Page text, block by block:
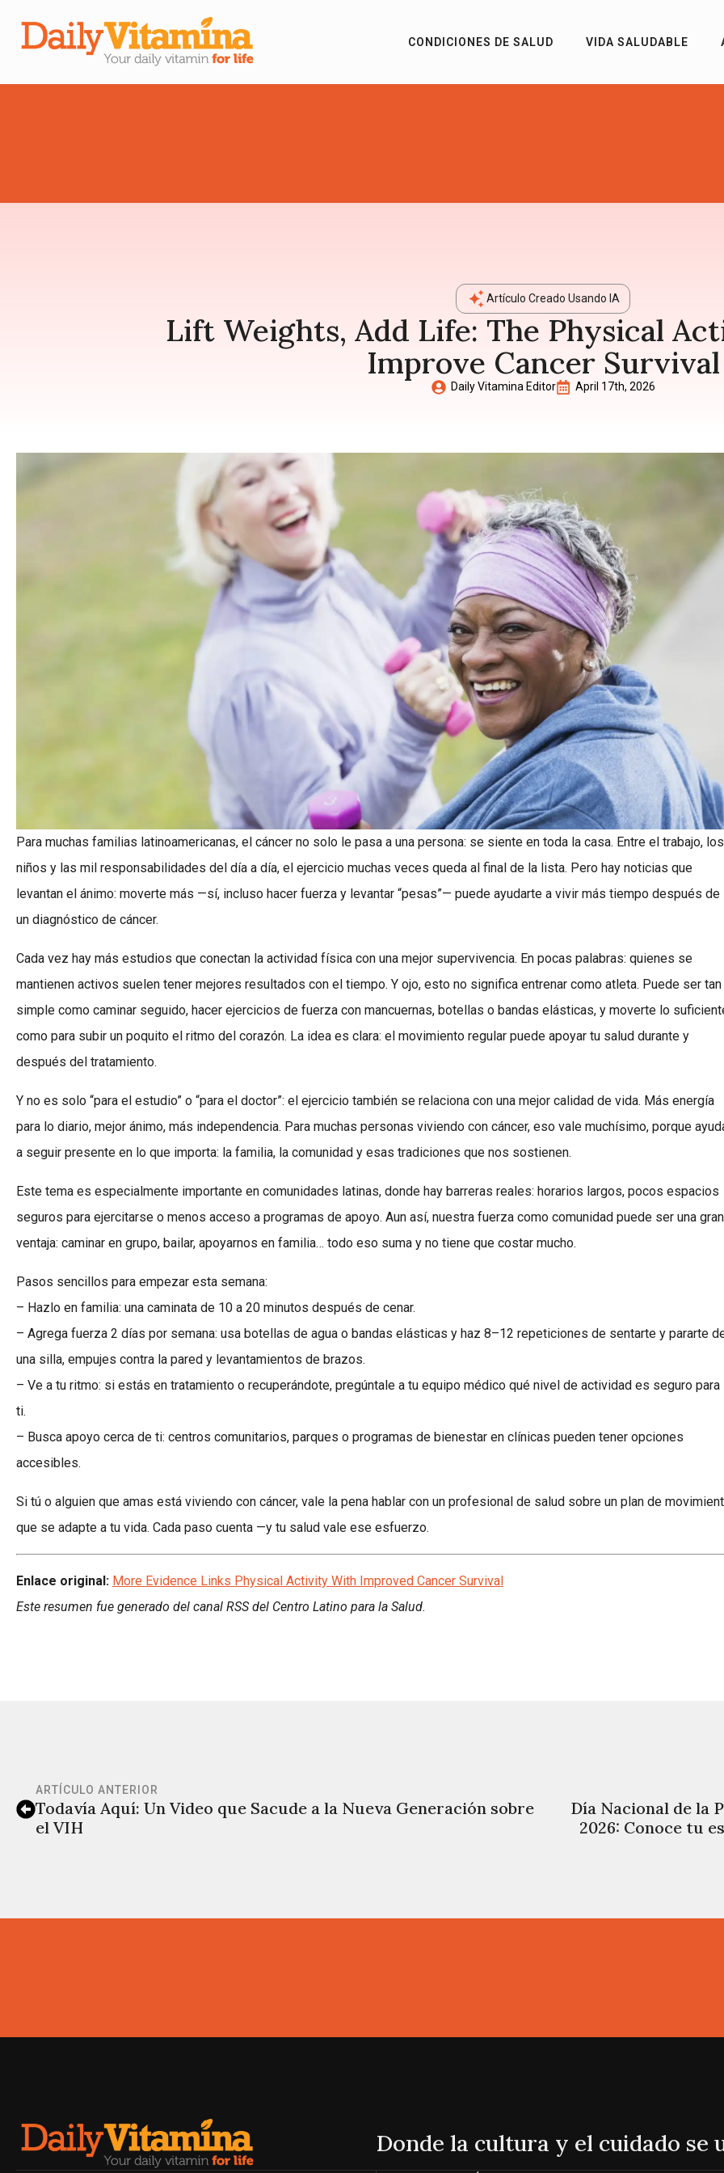
CONDICIONES DE SALUD VIDA SALUDABLE
Artículo Creado Usando IA
Lift Weights, Add Life: The Physical
Improve Cancer Survival
Daily Vitamina Editor April 17th, 2026
Para muchas familias latinoamericanas, el cáncer no solo le pasa a una persona: se siente en toda la casa. Entre el trabajo, los
niños y las mil responsabilidades del día a día, el ejercicio muchas veces queda al final de la lista. Pero hay noticias que
levantan el ánimo: moverte más —sí, incluso hacer fuerza y levantar “pesas”— puede ayudarte a vivir más tiempo después de
un diagnóstico de cáncer.
Cada vez hay más estudios que conectan la actividad física con una mejor supervivencia. En pocas palabras: quienes se
mantienen activos suelen tener mejores resultados con el tiempo. Y ojo, esto no significa entrenar como atleta. Puede ser tan
simple como caminar seguido, hacer ejercicios de fuerza con mancuernas, botellas o bandas elásticas, y moverte lo
como para subir un poquito el ritmo del corazón. La idea es clara: el movimiento regular puede apoyar tu salud durante y
después del tratamiento.
Y no es solo “para el estudio” o “para el doctor”: el ejercicio también se relaciona con una mejor calidad de vida. Más energía
para lo diario, mejor ánimo, más independencia. Para muchas personas viviendo con cáncer, eso vale muchísimo, porque
a seguir presente en lo que importa: la familia, la comunidad y esas tradiciones que nos sostienen.
Este tema es especialmente importante en comunidades latinas, donde hay barreras reales: horarios largos, pocos espacios
seguros para ejercitarse o menos acceso a programas de apoyo. Aun así, nuestra fuerza como comunidad puede ser una gran
ventaja: caminar en grupo, bailar, apoyarnos en familia… todo eso suma y no tiene que costar mucho.
Pasos sencillos para empezar esta semana:
– Hazlo en familia: una caminata de 10 a 20 minutos después de cenar.
– Agrega fuerza 2 días por semana: usa botellas de agua o bandas elásticas y haz 8–12 repeticiones de sentarte y pararte
una silla, empujes contra la pared y levantamientos de brazos.
– Ve a tu ritmo: si estás en tratamiento o recuperándote, pregúntale a tu equipo médico qué nivel de actividad es seguro para
ti.
– Busca apoyo cerca de ti: centros comunitarios, parques o programas de bienestar en clínicas pueden tener opciones
accesibles.
Si tú o alguien que amas está viviendo con cáncer, vale la pena hablar con un profesional de salud sobre un plan de
que se adapte a tu vida. Cada paso cuenta —y tu salud vale ese esfuerzo.
Enlace original: More Evidence Links Physical Activity With Improved Cancer Survival
Este resumen fue generado del canal RSS del Centro Latino para la Salud.
ARTÍCULO ANTERIOR
Todavía Aquí: Un Video que Sacude a la Nueva Generación sobre
el VIH
Día Nacional de la
2026: Conoce tu
Donde la cultura y el cuidado se